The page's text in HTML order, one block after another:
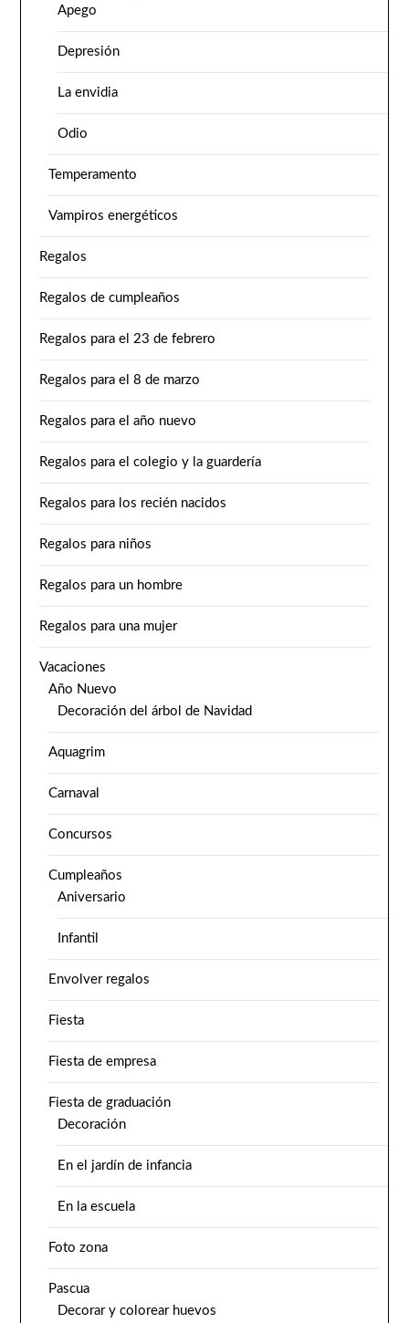
Apego
Depresión
La envidia
Odio
Temperamento
Vampiros energéticos
Regalos
Regalos de cumpleaños
Regalos para el 23 de febrero
Regalos para el 8 de marzo
Regalos para el año nuevo
Regalos para el colegio y la guardería
Regalos para los recién nacidos
Regalos para niños
Regalos para un hombre
Regalos para una mujer
Vacaciones
Año Nuevo
Decoración del árbol de Navidad
Aquagrim
Carnaval
Concursos
Cumpleaños
Aniversario
Infantil
Envolver regalos
Fiesta
Fiesta de empresa
Fiesta de graduación
Decoración
En el jardín de infancia
En la escuela
Foto zona
Pascua
Decorar y colorear huevos